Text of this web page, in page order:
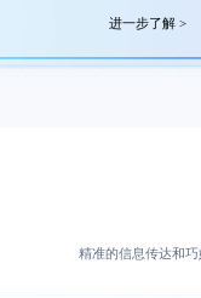
进一步了解 >
精准的信息传达和